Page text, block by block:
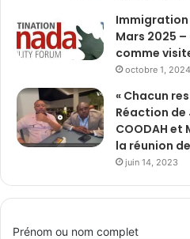
Immigration
Mars 2025
comme
octobre 1, 2024
« Chacun
Réaction de
COODAH
la réunion
juin 14, 2023
Prénom ou nom complet